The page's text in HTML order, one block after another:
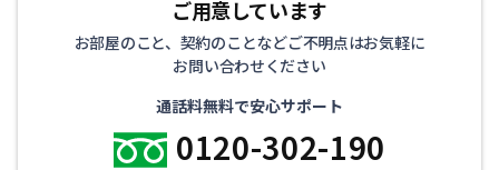
ご用意しています
お部屋のこと、契約のことなどご不明点はお気軽に
お問い合わせください
通話料無料で安心サポート
0120-302-190